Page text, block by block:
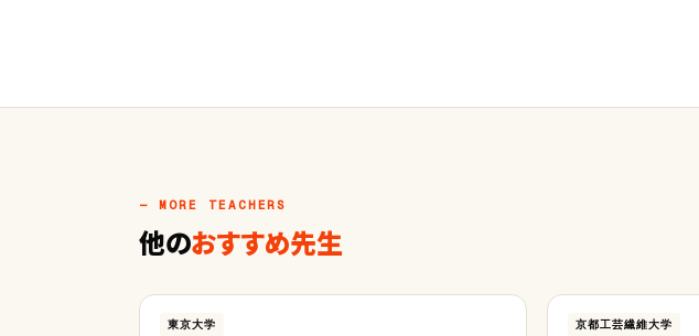
— MORE TEACHERS
他のおすすめ先生
東京大学 京都工芸繊維大学